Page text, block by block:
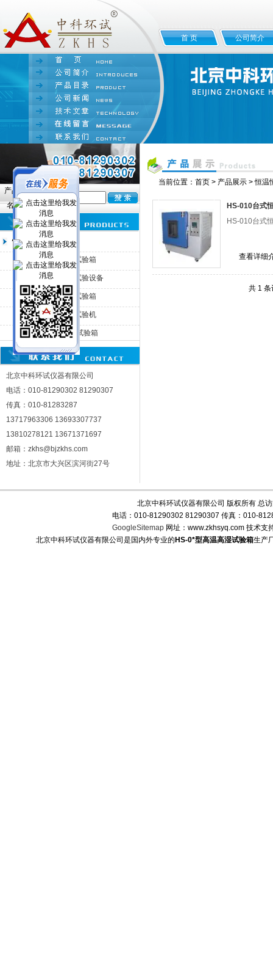
北京中科环试仪器有限公司
首 页 公司简介
产品
名:
恒温恒湿试验箱
HS-100小型湿热试验箱
HS-225恒温恒湿试验设备
HS-500恒温恒湿试验箱
HS-800恒温恒湿试验机
HS-0*型高温高湿试验箱
北京中科环试仪器有限公司
电话：010-81290302 81290307
传真：010-81283287
13717963306 13693307737
13810278121 13671371697
邮箱：zkhs@bjzkhs.com
地址：北京市大兴区滨河街27号
当前位置： 首页 > 产品展示 >恒温
HS-010台式
HS-010台式
查看详细
共 1
北京中科环试仪器有限公司 版权所有 总
电话：010-81290302 81290307 传真：010-
GoogleSitemap网址：www.zkhsyq.com 技术支
北京中科环试仪器有限公司是国内外专业的 HS-0*型高温高湿试验箱生产